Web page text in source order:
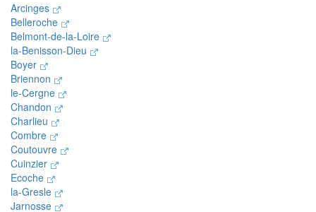
Arcinges
Belleroche
Belmont-de-la-Loire
la-Benisson-Dieu
Boyer
Briennon
le-Cergne
Chandon
Charlieu
Combre
Coutouvre
Cuinzier
Ecoche
la-Gresle
Jarnosse